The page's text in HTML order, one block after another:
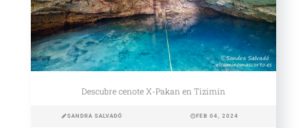
Descubre cenote X-Pakan en Tizimín
SANDRA SALVADÓ FEB 04, 2024